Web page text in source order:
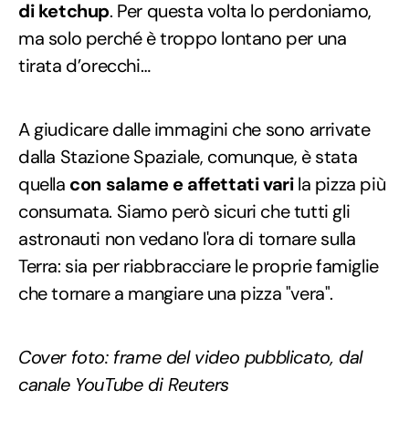
di ketchup. Per questa volta lo perdoniamo,
ma solo perché è troppo lontano per una
tirata d’orecchi…
A giudicare dalle immagini che sono arrivate
dalla Stazione Spaziale, comunque, è stata
quella con salame e affettati varila pizza più
consumata. Siamo però sicuri che tutti gli
astronauti non vedano l'ora di tornare sulla
Terra: sia per riabbracciare le proprie famiglie
che tornare a mangiare una pizza "vera".
Cover foto: frame del video pubblicato, dal
canale YouTube di Reuters